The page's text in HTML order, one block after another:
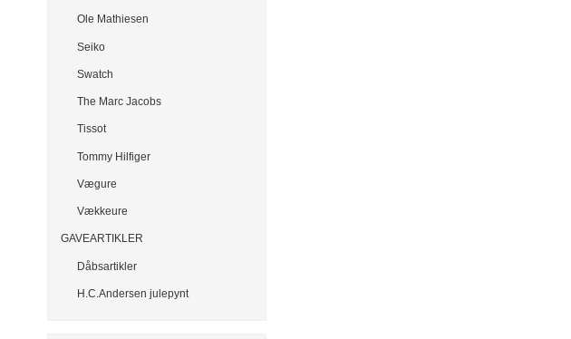
Ole Mathiesen
Seiko
Swatch
The Marc Jacobs
Tissot
Tommy Hilfiger
Vægure
Vækkeure
GAVEARTIKLER
Dåbsartikler
H.C.Andersen julepynt